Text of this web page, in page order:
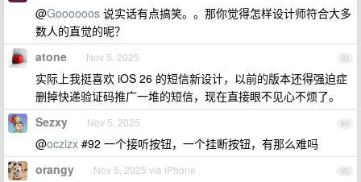
@Goooooos 说实话有点搞笑。。那你觉得怎样设计师符合大多
数人的直觉的呢？
93
atone Nov 5, 2025
实际上我挺喜欢 iOS 26 的短信新设计，以前的版本还得强迫症
删掉快递验证码推广一堆的短信，现在直接眼不见心不烦了。
94
Sezxy Nov 5, 2025
@oczizx #92 一个接听按钮，一个挂断按钮，有那么难吗
95
orangy Nov 5, 2025 via iPhone